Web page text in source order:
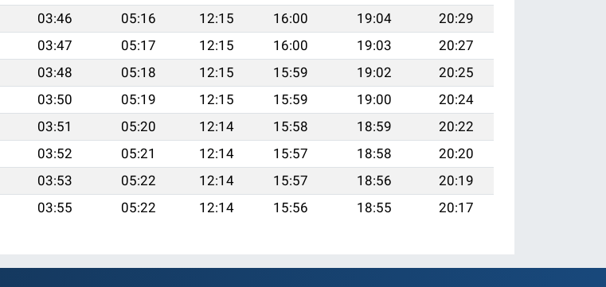
03:46 05:16 12:15 16:00 19:04
20:29
03:47 05:17 12:15 16:00 19:03
20:27
03:48 05:18 12:15 15:59 19:02
20:25
03:50 05:19 12:15 15:59 19:00
20:24
03:51 05:20 12:14 15:58 18:59
20:22
03:52 05:21 12:14 15:57 18:58
20:20
03:53 05:22 12:14 15:57 18:56
20:19
03:55 05:22 12:14 15:56 18:55 20:17